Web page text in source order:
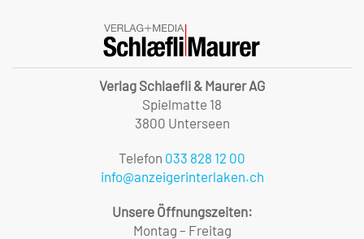
Verlag Schlaefli & Maurer AG
Spielmatte 18
3800 Unterseen
Telefon 033 828 12 00
info@anzeigerinterlaken.ch
Unsere Öffnungszeiten:
Montag – Freitag